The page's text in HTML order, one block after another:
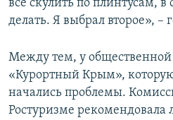
все скулить по плинтусам, в
делать. Я выбрал второе», –
Между тем, у
«Курортный Крым», которую
начались проблемы.
Ростуризме